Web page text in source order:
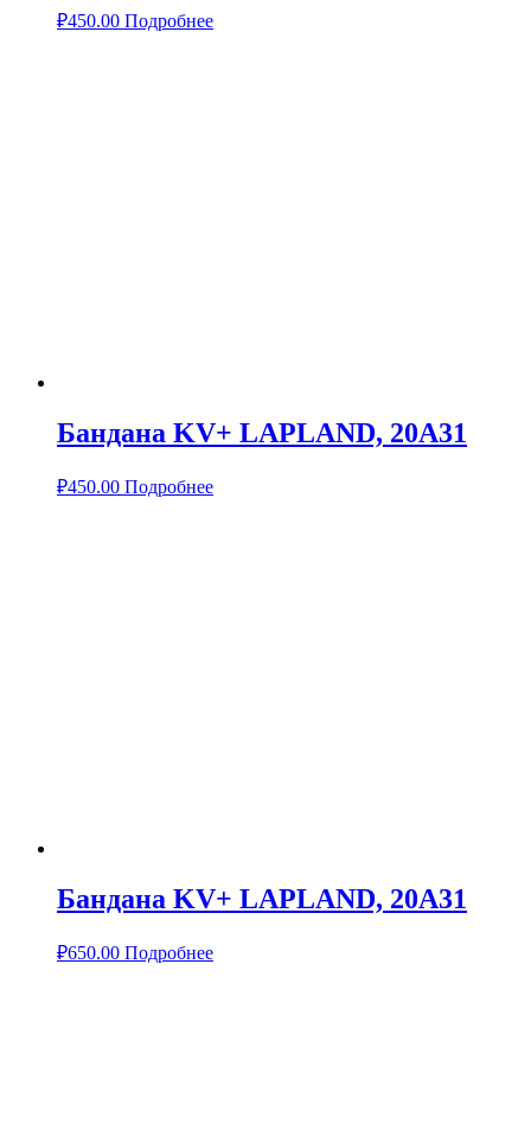
₽450.00 Подробнее
Бандана KV+ LAPLAND, 20A31
₽450.00 Подробнее
Бандана KV+ LAPLAND, 20A31
₽650.00 Подробнее